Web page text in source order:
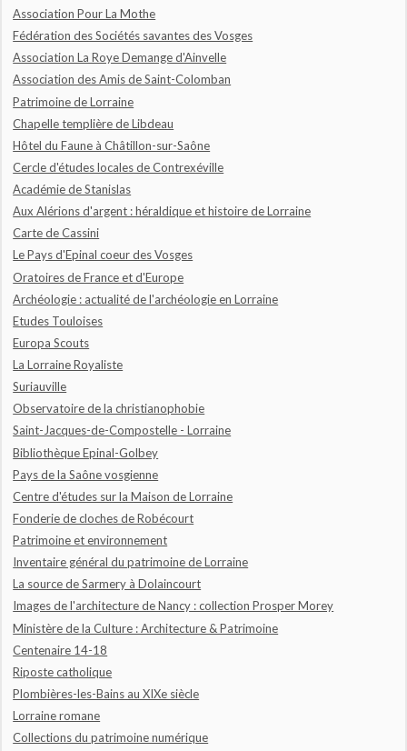
Association Pour La Mothe
Fédération des Sociétés savantes des Vosges
Association La Roye Demange d'Ainvelle
Association des Amis de Saint-Colomban
Patrimoine de Lorraine
Chapelle templière de Libdeau
Hôtel du Faune à Châtillon-sur-Saône
Cercle d'études locales de Contrexéville
Académie de Stanislas
Aux Alérions d'argent : héraldique et histoire de Lorraine
Carte de Cassini
Le Pays d'Epinal coeur des Vosges
Oratoires de France et d'Europe
Archéologie : actualité de l'archéologie en Lorraine
Etudes Touloises
Europa Scouts
La Lorraine Royaliste
Suriauville
Observatoire de la christianophobie
Saint-Jacques-de-Compostelle - Lorraine
Bibliothèque Epinal-Golbey
Pays de la Saône vosgienne
Centre d'études sur la Maison de Lorraine
Fonderie de cloches de Robécourt
Patrimoine et environnement
Inventaire général du patrimoine de Lorraine
La source de Sarmery à Dolaincourt
Images de l'architecture de Nancy : collection Prosper Morey
Ministère de la Culture : Architecture & Patrimoine
Centenaire 14-18
Riposte catholique
Plombières-les-Bains au XIXe siècle
Lorraine romane
Collections du patrimoine numérique